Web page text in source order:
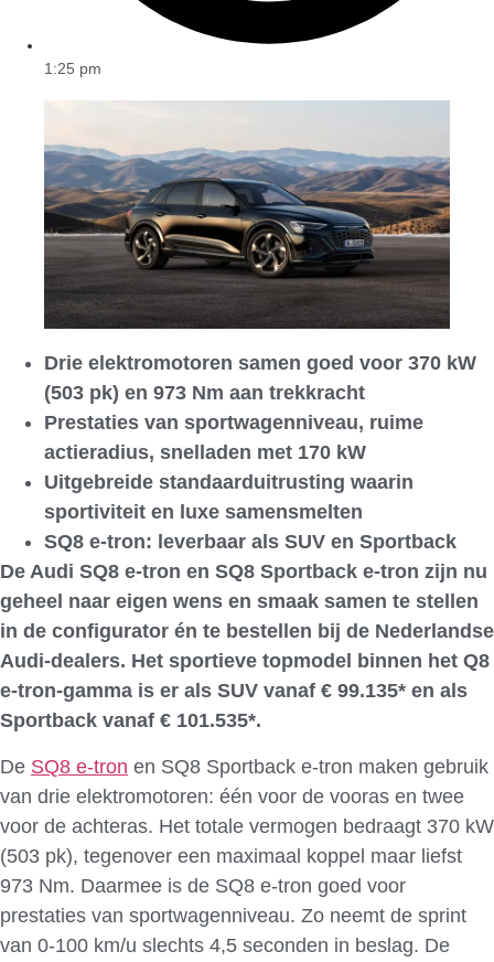
1:25 pm
Drie elektromotoren samen goed voor 370 kW
(503 pk) en 973 Nm aan trekkracht
Prestaties van sportwagenniveau, ruime
actieradius, snelladen met 170 kW
Uitgebreide standaarduitrusting waarin
sportiviteit en luxe samensmelten
SQ8 e-tron: leverbaar als SUV en Sportback
De Audi SQ8 e-tron en SQ8 Sportback e-tron zijn nu
geheel naar eigen wens en smaak samen te stellen
in de configurator én te bestellen bij de Nederlandse
Audi-dealers. Het sportieve topmodel binnen het Q8
e-tron-gamma is er als SUV vanaf € 99.135* en als
Sportback vanaf € 101.535*.
De SQ8 e-tron en SQ8 Sportback e-tron maken gebruik
van drie elektromotoren: één voor de vooras en twee
voor de achteras. Het totale vermogen bedraagt 370 kW
(503 pk), tegenover een maximaal koppel maar liefst
973 Nm. Daarmee is de SQ8 e-tron goed voor
prestaties van sportwagenniveau. Zo neemt de sprint
van 0-100 km/u slechts 4,5 seconden in beslag. De